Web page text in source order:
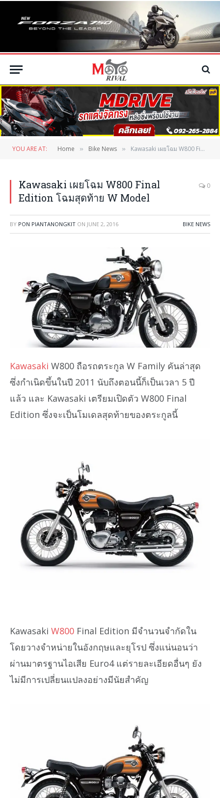
YOU ARE AT: Home » Bike News » Kawasaki เผยโฉม W800 Final Edition โฉมสุดท้าย W Model
Kawasaki เผยโฉม W800 Final
Edition โฉมสุดท้าย W Model
0
BY PON PIANTANONGKIT ON JUNE 2, 2016 BIKE NEWS
Kawasaki W800 ถือรถตระกูล W Family คันล่าสุด
ซึ่งกำเนิดขึ้นในปี 2011 นับถึงตอนนี้ก็เป็นเวลา 5 ปี
แล้ว และ Kawasaki เตรียมเปิดตัว W800 Final
Edition ซึ่งจะเป็นโมเดลสุดท้ายของตระกูลนี้
Kawasaki W800 Final Edition มีจำนวนจำกัดใน
โดยวางจำหน่ายในอังกฤษและยุโรป ซึ่งแน่นอนว่า
ผ่านมาตรฐานไอเสีย Euro4 แต่รายละเอียดอื่นๆ ยัง
ไม่มีการเปลี่ยนแปลงอย่างมีนัยสำคัญ